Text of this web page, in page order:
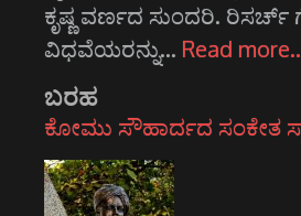
ಕೃಷ್ಣ ವರ್ಣದ ಸುಂದರಿ. ರಿಸರ್ಚ್
ವಿಧವೆಯರನ್ನು… Read
ಬರಹ
ಕೋಮು ಸೌಹಾರ್ದದ ಸಂಕೇತ